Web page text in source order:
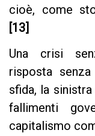
cioè, come
[13]
Una crisi
risposta
sfida, la
fallimenti
capitalismo